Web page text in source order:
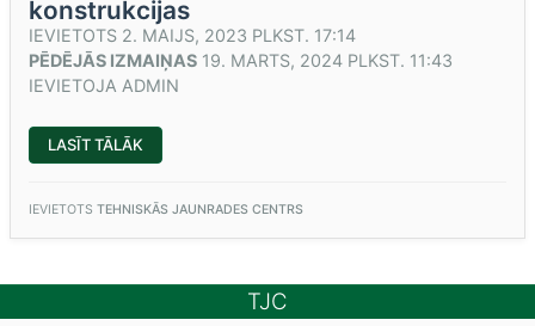
konstrukcijas
IEVIETOTS 2. MAIJS, 2023 PLKST. 17:14
PĒDĒJĀS IZMAIŅAS 19. MARTS, 2024 PLKST. 11:43
IEVIETOJA ADMIN
LASĪT TĀLĀK
JAUNRADES
KONSTRUKCIJAS”
IEVIETOTS TEHNISKĀS JAUNRADES CENTRS
TJC